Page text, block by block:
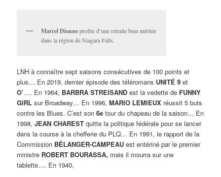
Marcel Dionneprofite d’une retraite bien méritée
dans la région de Niagara Falls.
LNH à connaître sept saisons consécutives de 100 points et
plus… En 2019, dernier épisode des téléromans UNITÉ 9 et
O’…. En 1964, BARBRA STREISAND est la vedette de FUNNY
GIRL sur Broadway… En 1996,MARIO LEMIEUX réussit 5 buts
contre les Blues. C’est son6e tour du chapeau de la saison… En
1998,JEAN CHAREST quitte la politique fédérale pour se lancer
dans la course à la chefferie du PLQ… En 1991, le rapport de la
Commission BÉLANGER-CAMPEAU est entériné par le premier
ministre ROBERT BOURASSA, mais il mourra sur une
tablette…. En 1940,